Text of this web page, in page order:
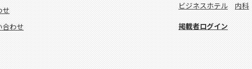
せ
合わせ
ビジネスホテル
内科
掲載者ログイン